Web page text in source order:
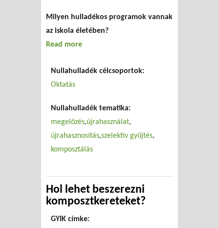
Milyen hulladékos programok vannak
az iskola életében?
Read more
Nullahulladék célcsoportok:
Oktatás
Nullahulladék tematika:
megelőzés újrahasználat
újrahasznosítás szelektív gyűjtés
komposztálás
Hol lehet beszerezni
komposztkereteket?
GYIK címke: